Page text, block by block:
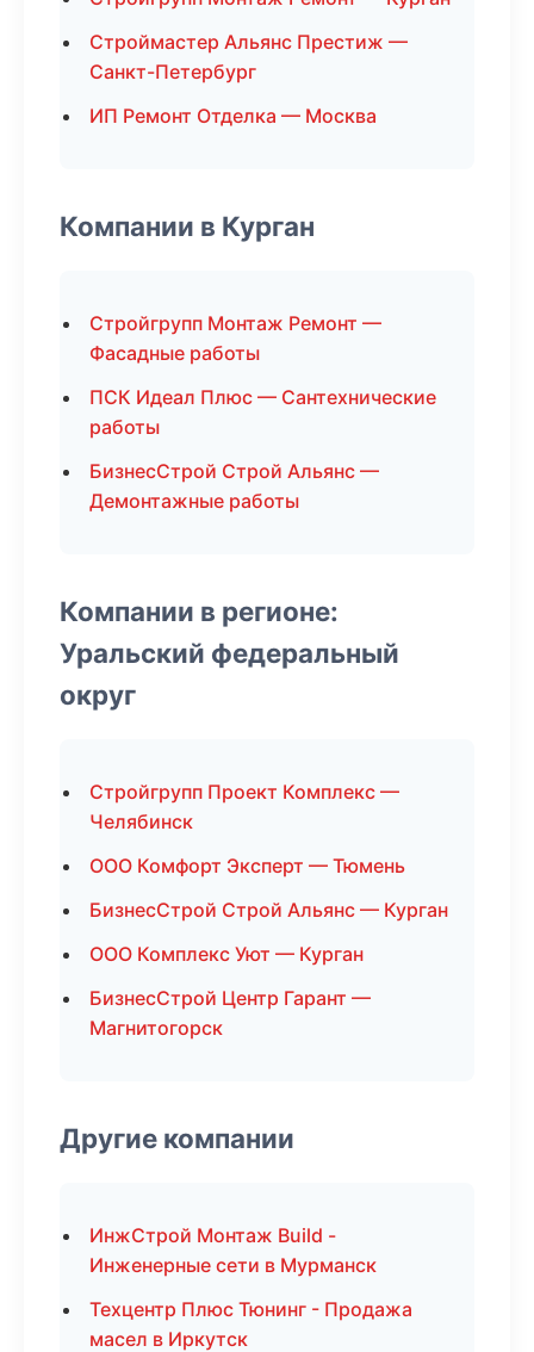
Строймастер Альянс Престиж —
Санкт-Петербург
ИП Ремонт Отделка — Москва
Компании в Курган
Стройгрупп Монтаж Ремонт —
Фасадные работы
ПСК Идеал Плюс — Сантехнические
работы
БизнесСтрой Строй Альянс —
Демонтажные работы
Компании в регионе:
Уральский федеральный
округ
Стройгрупп Проект Комплекс —
Челябинск
ООО Комфорт Эксперт — Тюмень
БизнесСтрой Строй Альянс — Курган
ООО Комплекс Уют — Курган
БизнесСтрой Центр Гарант —
Магнитогорск
Другие компании
ИнжСтрой Монтаж Build -
Инженерные сети в Мурманск
Техцентр Плюс Тюнинг - Продажа
масел в Иркутск